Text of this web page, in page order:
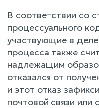
В соответствии со
процессуального
участвующие в
процесса также
надлежащим
отказался от
и этот отказ
почтовой связи или